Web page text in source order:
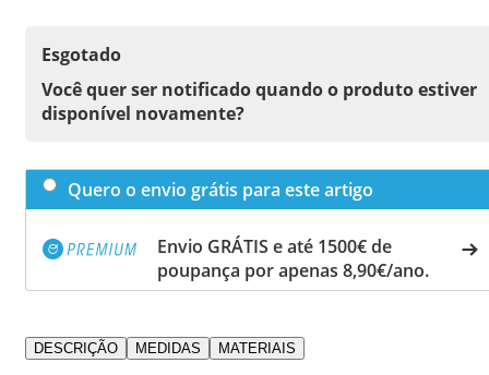
Esgotado
Você quer ser notificado quando o produto estiver
disponível novamente?
Quero o envio grátis para este artigo
Envio GRÁTIS e até 1500€ de
poupança por apenas 8,90€/ano.
DESCRIÇÃO MEDIDAS MATERIAIS